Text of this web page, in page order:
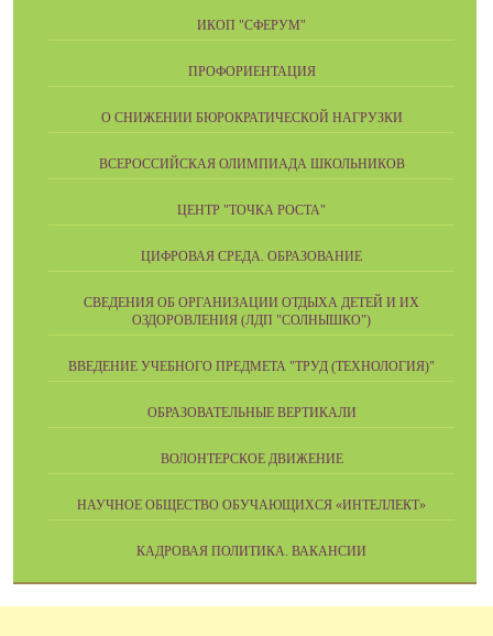
ИКОП "СФЕРУМ"
ПРОФОРИЕНТАЦИЯ
О СНИЖЕНИИ БЮРОКРАТИЧЕСКОЙ НАГРУЗКИ
ВСЕРОССИЙСКАЯ ОЛИМПИАДА ШКОЛЬНИКОВ
ЦЕНТР "ТОЧКА РОСТА"
ЦИФРОВАЯ СРЕДА. ОБРАЗОВАНИЕ
СВЕДЕНИЯ ОБ ОРГАНИЗАЦИИ ОТДЫХА ДЕТЕЙ И ИХ
ОЗДОРОВЛЕНИЯ (ЛДП "СОЛНЫШКО")
ВВЕДЕНИЕ УЧЕБНОГО ПРЕДМЕТА "ТРУД (ТЕХНОЛОГИЯ)"
ОБРАЗОВАТЕЛЬНЫЕ ВЕРТИКАЛИ
ВОЛОНТЕРСКОЕ ДВИЖЕНИЕ
НАУЧНОЕ ОБЩЕСТВО ОБУЧАЮЩИХСЯ «ИНТЕЛЛЕКТ»
КАДРОВАЯ ПОЛИТИКА. ВАКАНСИИ